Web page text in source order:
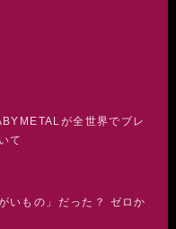
が全世界でブレ
て
いもの」だった？ ゼロか